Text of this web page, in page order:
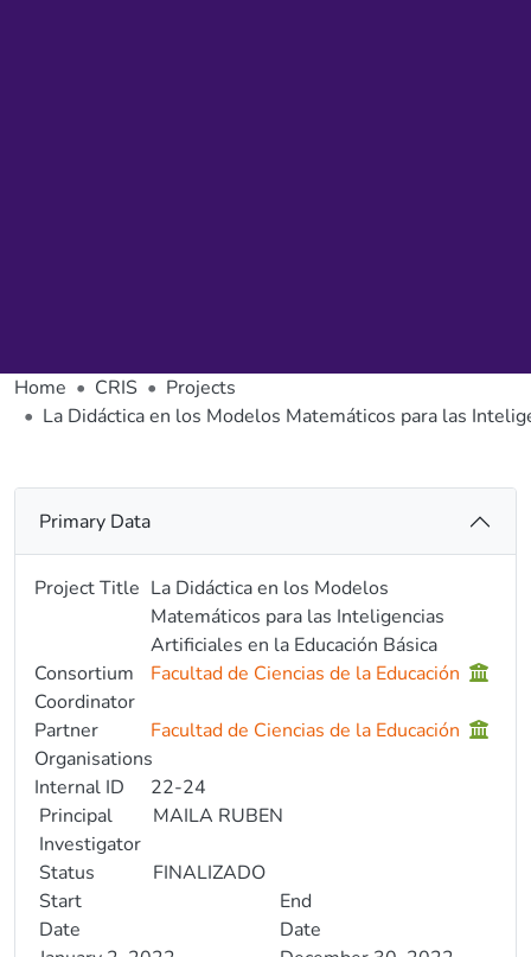
Home CRIS
Projects
La Didáctica en los Modelos Matemáticos para las
Primary Data
Project Title La Didáctica en los Modelos
Matemáticos para las Inteligencias
Artificiales en la Educación Básica
Consortium
Coordinator
Facultad de Ciencias de la Educación
Partner
Organisations
Facultad de Ciencias de la Educación
Internal ID
22-24
Principal
Investigator
MAILA RUBEN
Status
FINALIZADO
Start
Date
End
Date